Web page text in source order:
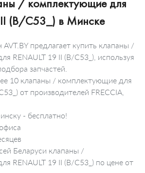
/ комплектующие для
II (B/C53_) в Минске
AVT.BY предлагает купить клапаны /
RENAULT 19 II (B/C53_), используя
запчастей.
10 клапаны / комплектующие для
от производителей FRECCIA,
- бесплатно!
Беларуси клапаны /
RENAULT 19 II (B/C53_) по цене от